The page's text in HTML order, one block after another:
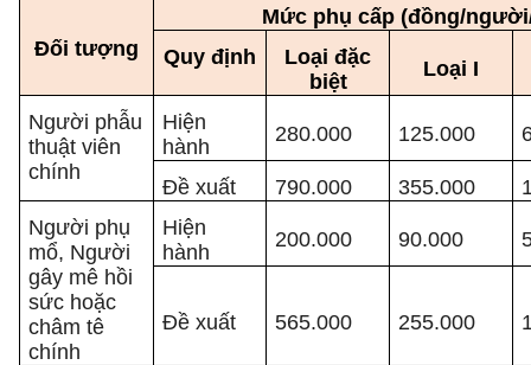
Đối tượng
Mức phụ cấp (đồng/
Quy định
Loại đặc
biệt
Loại I
Người phẫu
thuật viên
chính
Hiện
hành
280.000 125.000
Đề xuất 790.000 355.000
Người phụ
mổ, Người
gây mê hồi
sức hoặc
châm tê
chính
Hiện
hành
200.000 90.000
Đề xuất 565.000 255.000